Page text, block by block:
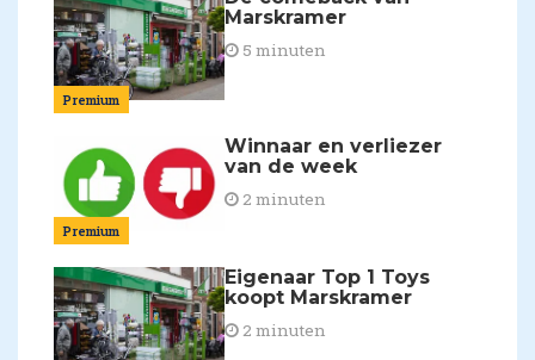
Premium
Marskramer
5 minuten
Premium
Winnaar en verliezer
van de week
2 minuten
Eigenaar Top 1 Toys
koopt Marskramer
2 minuten